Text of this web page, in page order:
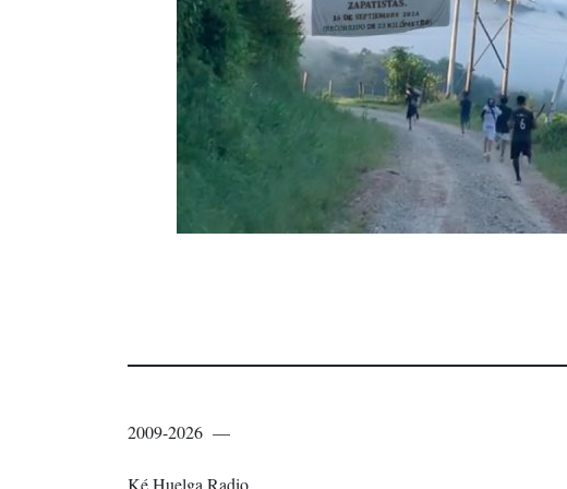
2009-2026 —
Ké Huelga Radio